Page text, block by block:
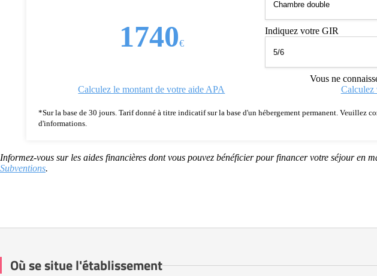
1740€
Calculez le montant de votre aide APA
Indiquez votre GIR
Vous ne
Calculez
*Sur la base de 30 jours. Tarif donné à titre indicatif sur la base d'un hébergement permanent. Veuillez
d'informations.
Informez-vous sur les aides financières dont vous pouvez bénéficier pour financer votre séjour en
Subventions.
Où se situe l'établissement